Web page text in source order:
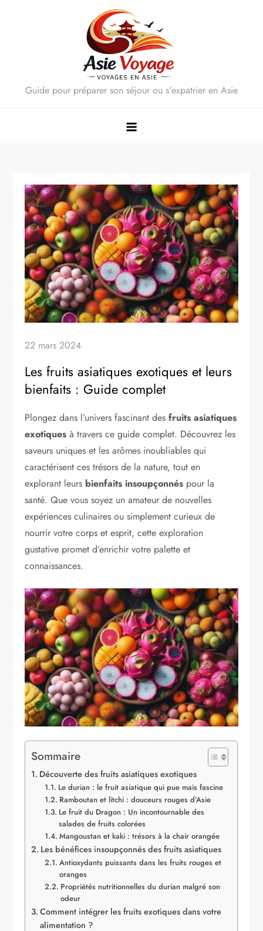
Guide pour préparer son séjour ou s'expatrier en Asie
22 mars 2024
Les fruits asiatiques exotiques et leurs
bienfaits : Guide complet
Plongez dans l’univers fascinant desfruits asiatiques
exotiques à travers ce guide complet. Découvrez les
saveurs uniques et les arômes inoubliables qui
caractérisent ces trésors de la nature, tout en
explorant leurs bienfaits insoupçonnés pour la
santé. Que vous soyez un amateur de nouvelles
expériences culinaires ou simplement curieux de
nourrir votre corps et esprit, cette exploration
gustative promet d’enrichir votre palette et
connaissances.
Sommaire
Découverte des fruits asiatiques exotiques
Le durian : le fruit asiatique qui pue mais fascine
Ramboutan et litchi : douceurs rouges d’Asie
Le fruit du Dragon : Un incontournable des
salades de fruits colorées
Mangoustan et kaki : trésors à la chair orangée
Les bénéfices insoupçonnés des fruits asiatiques
Antioxydants puissants dans les fruits rouges et
oranges
Propriétés nutritionnelles du durian malgré son
odeur
Comment intégrer les fruits exotiques dans votre
alimentation ?